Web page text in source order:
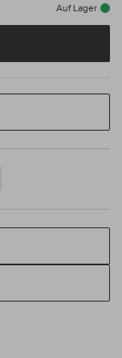
Auf Lager